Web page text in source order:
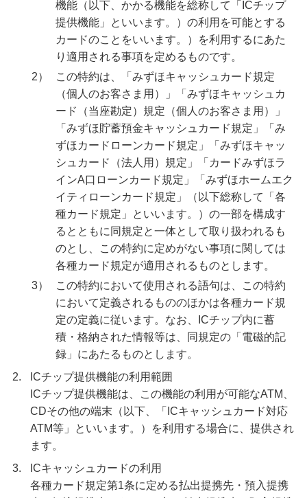
機能（以下、かかる機能を総称して「ICチップ
提供機能」といいます。）の利用を可能とする
カードのことをいいます。）を利用するにあた
り適用される事項を定めるものです。
2）
この特約は、「みずほキャッシュカード規定
（個人のお客さま用）」「みずほキャッシュカ
ード（当座勘定）規定（個人のお客さま用）」
「みずほ貯蓄預金キャッシュカード規定」「み
ずほカードローンカード規定」「みずほキャッ
シュカード（法人用）規定」「カードみずほラ
インA口ローンカード規定」「みずほホームエク
イティローンカード規定」（以下総称して「各
種カード規定」といいます。）の一部を構成す
るとともに同規定と一体として取り扱われるも
のとし、この特約に定めがない事項に関しては
各種カード規定が適用されるものとします。
3）
この特約において使用される語句は、この特約
において定義されるもののほかは各種カード規
定の定義に従います。なお、ICチップ内に蓄
積・格納された情報等は、同規定の「電磁的記
録」にあたるものとします。
2.
ICチップ提供機能の利用範囲
ICチップ提供機能は、この機能の利用が可能なATM、
CDその他の端末（以下、「ICキャッシュカード対応
ATM等」といいます。）を利用する場合に、提供され
ます。
3.
ICキャッシュカードの利用
各種カード規定第1条に定める払出提携先・預入提携